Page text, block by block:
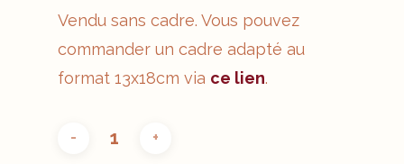
Vendu sans cadre. Vous pouvez
commander un cadre adapté au
format 13x18cm via ce lien.